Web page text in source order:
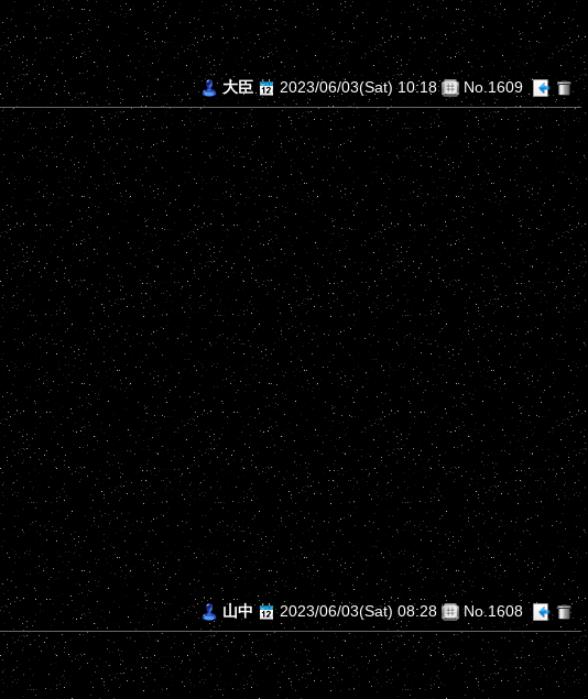
大臣
2023/06/03(Sat) 10:18 No.1609
山中
2023/06/03(Sat) 08:28 No.1608